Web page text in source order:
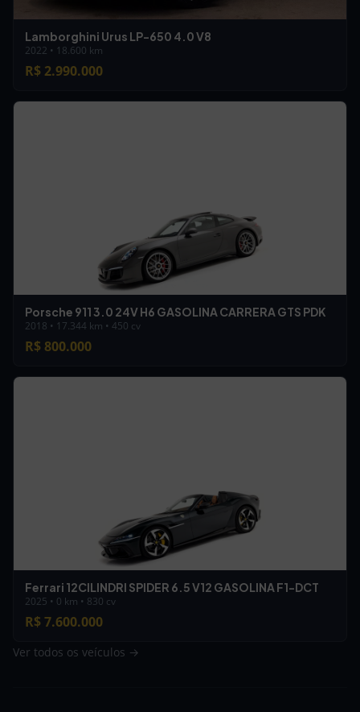
Lamborghini Urus LP-650 4.0 V8
2022 • 18.600 km
R$ 2.990.000
Porsche 911 3.0 24V H6 GASOLINA CARRERA GTS PDK
2018 • 17.344 km • 450 cv
R$ 800.000
Ferrari 12CILINDRI SPIDER 6.5 V12 GASOLINA F1-DCT
2025 • 0 km • 830 cv
R$ 7.600.000
Ver todos os veículos →